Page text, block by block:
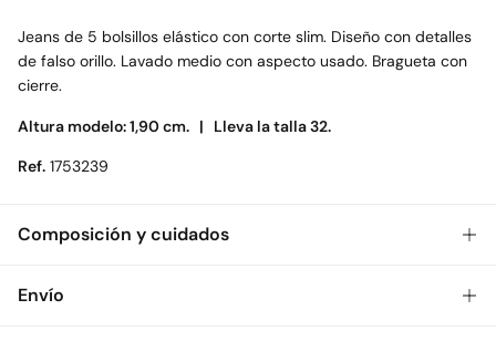
Jeans de 5 bolsillos elástico con corte slim. Diseño con detalles
de falso orillo. Lavado medio con aspecto usado. Bragueta con
cierre.
Altura modelo: 1,90 cm. | Lleva la talla 32.
Ref. 1753239
Composición y cuidados
Composición
Envío